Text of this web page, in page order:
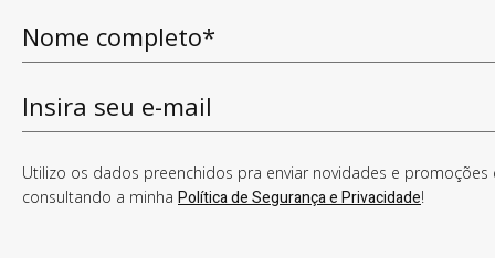
Utilizo os dados preenchidos pra enviar novidades e promoções
consultando a minha Política de Segurança e Privacidade!